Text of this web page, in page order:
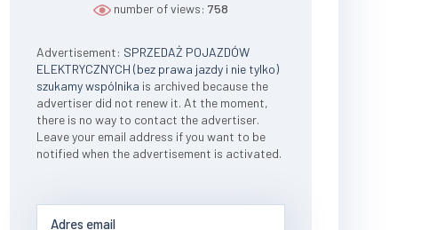
number of views: 758
Advertisement: SPRZEDAŻ POJAZDÓW
ELEKTRYCZNYCH (bez prawa jazdy i nie tylko)
szukamy wspólnika is archived because the
advertiser did not renew it. At the moment,
there is no way to contact the advertiser.
Leave your email address if you want to be
notified when the advertisement is activated.